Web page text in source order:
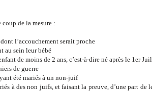
coup de la mesure :
l’accouchement serait proche
au sein leur bébé
de moins de 2 ans, c’est-à-dire né après le 1er
de guerre
été mariés à un non-juif
à des non juifs, et faisant la preuve, d’une part de